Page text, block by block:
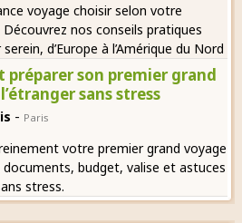
voyage choisir selon votre
nos conseils pratiques
d’Europe à l’Amérique du Nord
préparer son premier grand
sans stress
- Paris
votre premier grand voyage
documents, budget, valise et astuces
stress.